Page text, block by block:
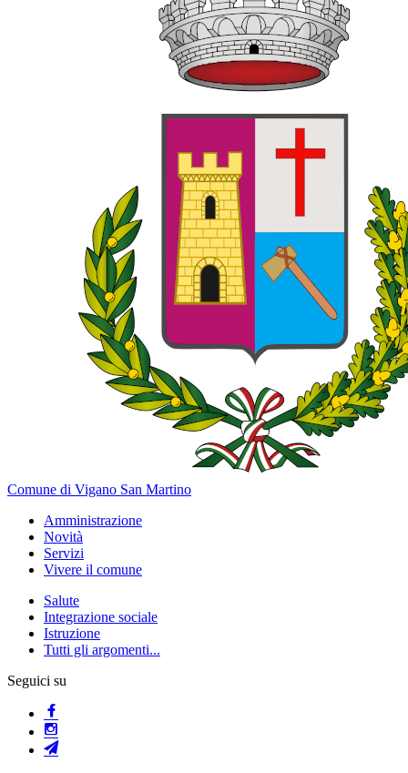
Comune di Vigano San Martino
Amministrazione
Novità
Servizi
Vivere il comune
Salute
Integrazione sociale
Istruzione
Tutti gli argomenti...
Seguici su